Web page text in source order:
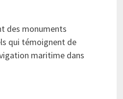
des monuments
qui témoignent de
maritime dans